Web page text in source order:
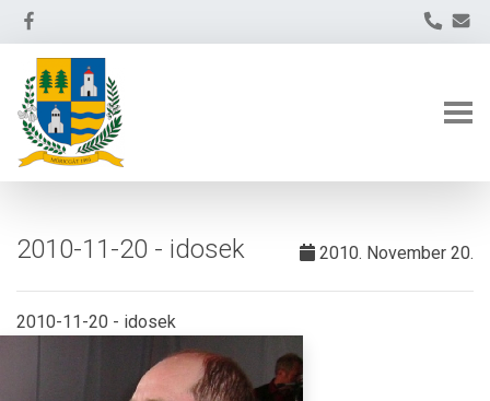
2010-11-20 - idosek 2010. November 20.
2010-11-20 - idosek